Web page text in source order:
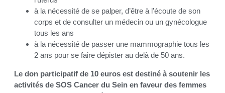
à la nécessité de se palper, d’être à l’écoute de son
corps et de consulter un médecin ou un gynécologue
tous les ans
à la nécessité de passer une mammographie tous les
2 ans pour se faire dépister au delà de 50 ans.
Le don participatif de 10 euros est destiné à soutenir les
activités de SOS Cancer du Sein en faveur des femmes